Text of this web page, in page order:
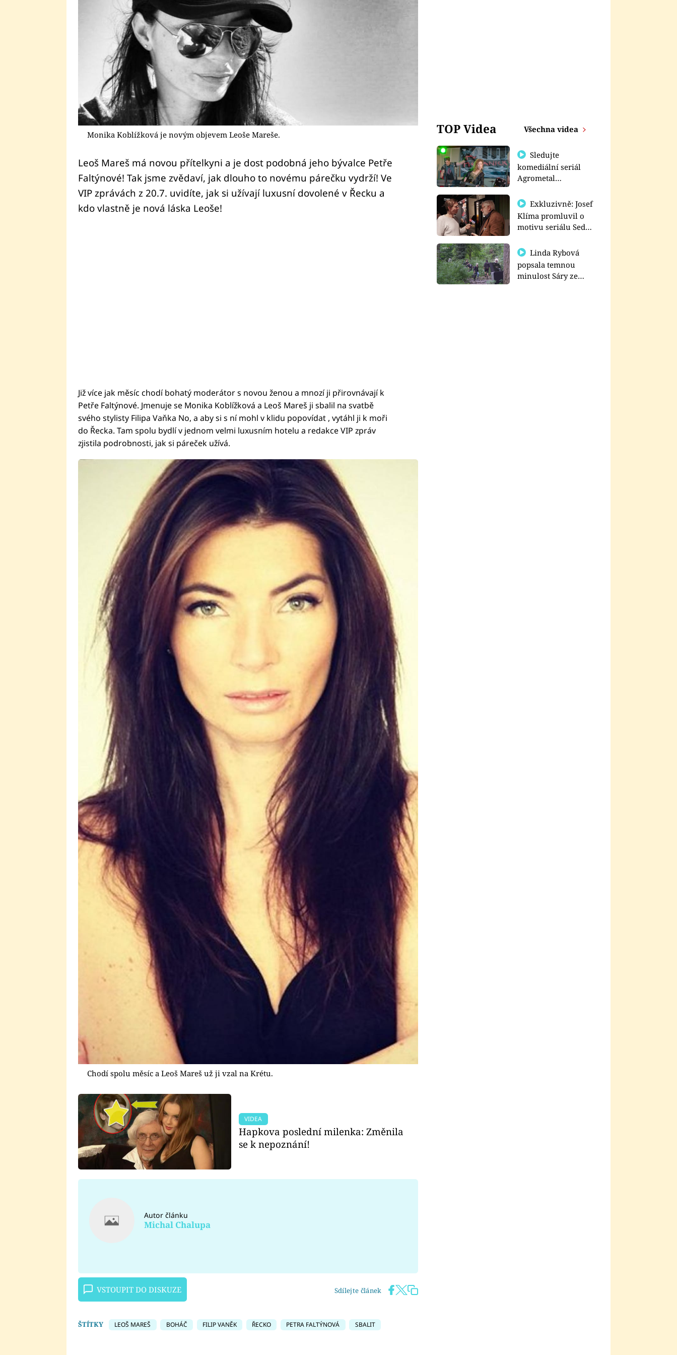
Monika Koblížková je novým objevem Leoše Mareše.
Leoš Mareš má novou přítelkyni a je dost podobná jeho bývalce Petře
Faltýnové! Tak jsme zvědaví, jak dlouho to novému párečku vydrží! Ve
VIP zprávách z 20.7. uvidíte, jak si užívají luxusní dovolené v Řecku a
kdo vlastně je nová láska Leoše!
Již více jak měsíc chodí bohatý moderátor s novou ženou a mnozí ji přirovnávají k
Petře Faltýnové. Jmenuje se Monika Koblížková a Leoš Mareš ji sbalil na svatbě
svého stylisty Filipa Vaňka No, a aby si s ní mohl v klidu popovídat , vytáhl ji k moři
do Řecka. Tam spolu bydlí v jednom velmi luxusním hotelu a redakce VIP zpráv
zjistila podrobnosti, jak si páreček užívá.
Chodí spolu měsíc a Leoš Mareš už ji vzal na Krétu.
VIDEA
Hapkova poslední milenka: Změnila
se k nepoznání!
Autor článku
Michal Chalupa
VSTOUPIT DO DISKUZE Sdílejte článek
ŠTÍTKY LEOŠ MAREŠ BOHÁČ FILIP VANĚK ŘECKO PETRA FALTÝNOVÁ SBALIT
TOP Videa Všechna videa
Sledujte
komediální seriál
Agrometal
prima+
Exkluzivně: Josef
Klíma promluvil o
motivu seriálu Sedm
Linda Rybová
popsala temnou
minulost Sáry ze